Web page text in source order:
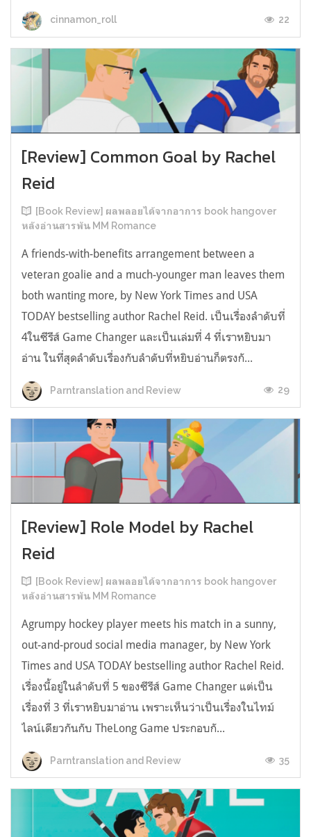
cinnamon_roll 22
[Review] Common Goal by Rachel
Reid
[Book Review] ผลพลอยได้จากอาการ book hangover
หลังอ่านสารพัน MM Romance
A friends-with-benefits arrangement between a
veteran goalie and a much-younger man leaves them
both wanting more, by New York Times and USA
TODAY bestselling author Rachel Reid. เป็นเรื่องลำดับที่
4ในซีรีส์ Game Changer และเป็นเล่มที่ 4 ที่เราหยิบมา
อ่าน ในที่สุดลำดับเรื่องกับลำดับที่หยิบอ่านก็ตรงกั...
Parntranslation and Review 29
[Review] Role Model by Rachel
Reid
[Book Review] ผลพลอยได้จากอาการ book hangover
หลังอ่านสารพัน MM Romance
Agrumpy hockey player meets his match in a sunny,
out-and-proud social media manager, by New York
Times and USA TODAY bestselling author Rachel Reid.
เรื่องนี้อยู่ในลำดับที่ 5 ของซีรีส์ Game Changer แต่เป็น
เรื่องที่ 3 ที่เราหยิบมาอ่าน เพราะเห็นว่าเป็นเรื่องในไทม์
ไลน์เดียวกันกับ TheLong Game ประกอบกั...
Parntranslation and Review 35